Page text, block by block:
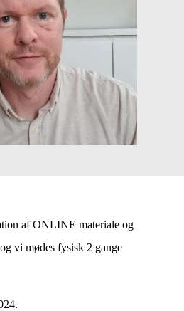
af ONLINE materiale og
vi mødes fysisk 2 gange